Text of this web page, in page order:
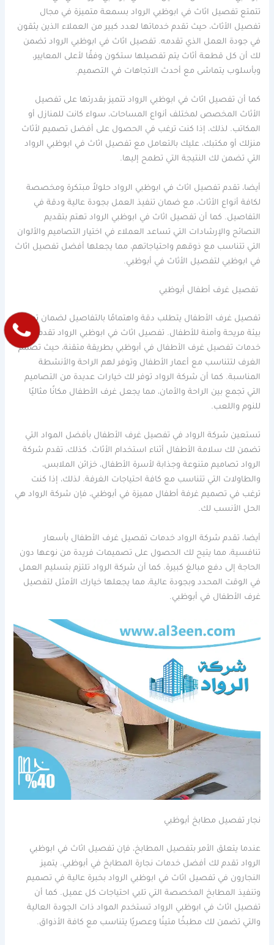
تتمتع تفصيل اثاث في ابوظبي الرواد بسمعة متميزة في مجال
تفصيل الأثاث، حيث تقدم خدماتها لعدد كبير من العملاء الذين يثقون
في جودة العمل الذي تقدمه. تفصيل اثاث في ابوظبي الرواد تضمن
لك أن كل قطعة أثاث يتم تفصيلها ستكون وفقًا لأعلى المعايير،
وبأسلوب يتماشى مع أحدث الاتجاهات في التصميم.
كما أن تفصيل اثاث في ابوظبي الرواد تتميز بقدرتها على تفصيل
الأثاث المخصص لمختلف أنواع المساحات، سواء كانت للمنازل أو
المكاتب. لذلك، إذا كنت ترغب في الحصول على أفضل تصميم لأثاث
منزلك أو مكتبك، عليك بالتعامل مع تفصيل اثاث في ابوظبي الرواد
التي تضمن لك النتيجة التي تطمح إليها.
أيضا، تقدم تفصيل اثاث في ابوظبي الرواد حلولاً مبتكرة ومخصصة
لكافة أنواع الأثاث، مع ضمان تنفيذ العمل بجودة عالية ودقة في
التفاصيل. كما أن تفصيل اثاث في ابوظبي الرواد تهتم بتقديم
النصائح والإرشادات التي تساعد العملاء في اختيار التصاميم والألوان
التي تتناسب مع ذوقهم واحتياجاتهم، مما يجعلها أفضل تفصيل اثاث
في ابوظبي لتفصيل الأثاث في أبوظبي.
تفصيل غرف أطفال أبوظبي
تفصيل غرف الأطفال يتطلب دقة واهتمامًا بالتفاصيل لضمان توفير
بيئة مريحة وآمنة للأطفال. تفصيل اثاث في ابوظبي الرواد تقدم
خدمات تفصيل غرف الأطفال في أبوظبي بطريقة متقنة، حيث تصمم
الغرف لتتناسب مع أعمار الأطفال وتوفر لهم الراحة والأنشطة
المناسبة. كما أن شركة الرواد توفر لك خيارات عديدة من التصاميم
التي تجمع بين الراحة والأمان، مما يجعل غرف الأطفال مكانًا مثاليًا
للنوم واللعب.
تستعين شركة الرواد في تفصيل غرف الأطفال بأفضل المواد التي
تضمن لك سلامة الأطفال أثناء استخدام الأثاث. كذلك، تقدم شركة
الرواد تصاميم متنوعة وجذابة لأسرة الأطفال، خزائن الملابس،
والطاولات التي تتناسب مع كافة احتياجات الغرفة. لذلك، إذا كنت
ترغب في تصميم غرفة أطفال مميزة في أبوظبي، فإن شركة الرواد هي
الحل الأنسب لك.
أيضا، تقدم شركة الرواد خدمات تفصيل غرف الأطفال بأسعار
تنافسية، مما يتيح لك الحصول على تصميمات فريدة من نوعها دون
الحاجة إلى دفع مبالغ كبيرة. كما أن شركة الرواد تلتزم بتسليم العمل
في الوقت المحدد وبجودة عالية، مما يجعلها خيارك الأمثل لتفصيل
غرف الأطفال في أبوظبي.
نجار تفصيل مطابخ أبوظبي
عندما يتعلق الأمر بتفصيل المطابخ، فإن تفصيل اثاث في ابوظبي
الرواد تقدم لك أفضل خدمات نجارة المطابخ في أبوظبي. يتميز
النجارون في تفصيل اثاث في ابوظبي الرواد بخبرة عالية في تصميم
وتنفيذ المطابخ المخصصة التي تلبي احتياجات كل عميل. كما أن
تفصيل اثاث في ابوظبي الرواد تستخدم المواد ذات الجودة العالية
والتي تضمن لك مطبخًا متينًا وعصريًا يتناسب مع كافة الأذواق.